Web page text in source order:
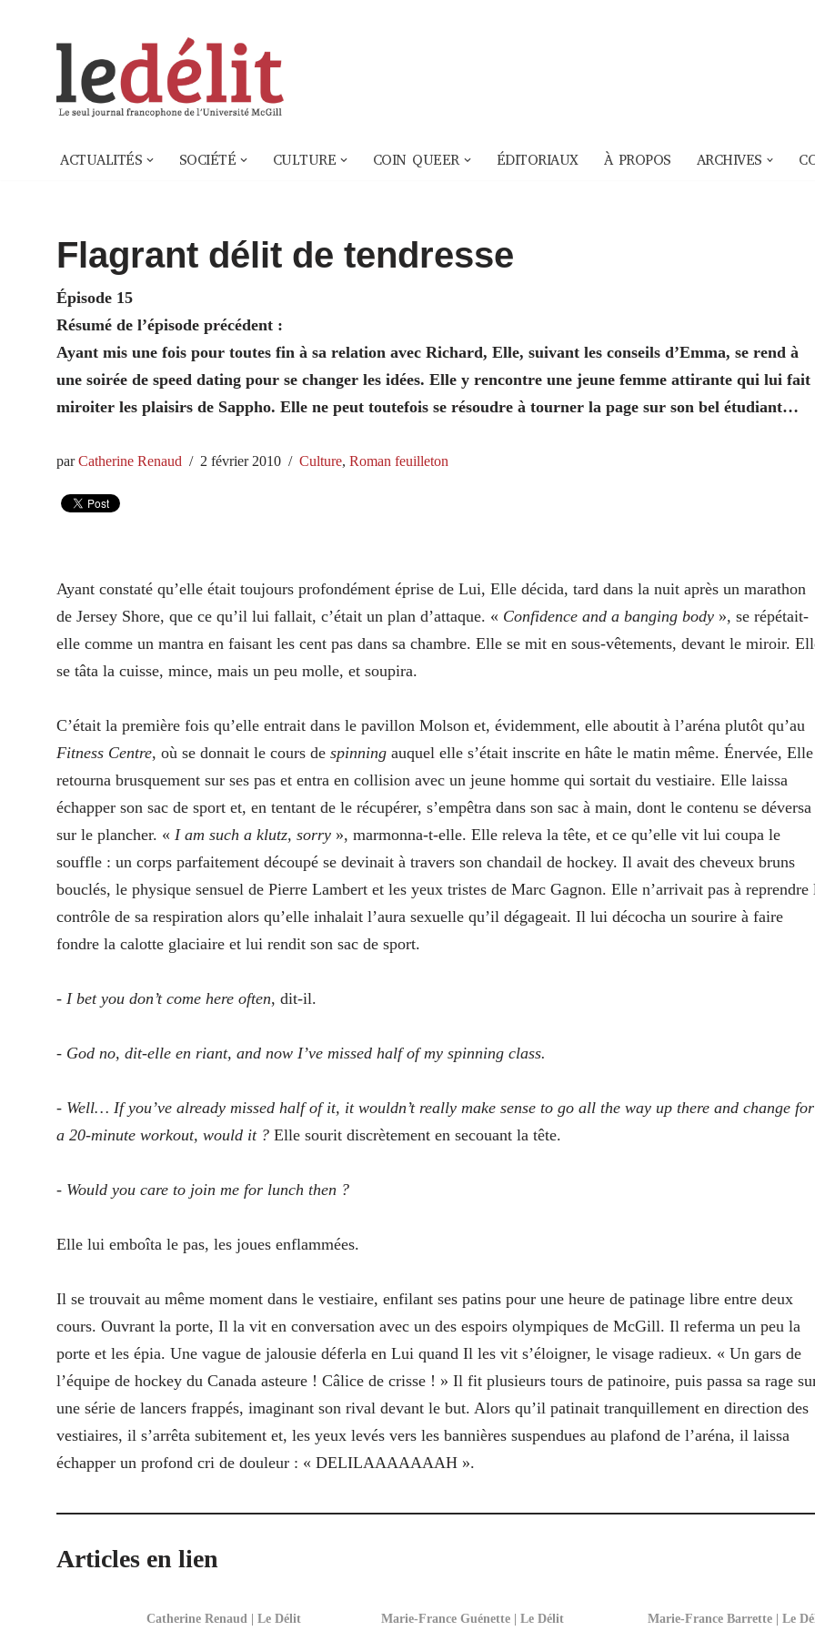
ACTUALITÉS SOCIÉTÉ CULTURE COIN QUEER ÉDITORIAUX À PROPOS ARCHIVES
Flagrant délit de tendresse
Épisode 15
Résumé de l’épisode précédent :
Ayant mis une fois pour toutes fin à sa relation avec Richard, Elle, suivant les conseils d’Emma, se rend à
une soirée de speed dating pour se changer les idées. Elle y rencontre une jeune femme attirante qui lui fait
miroiter les plaisirs de Sappho. Elle ne peut toutefois se résoudre à tourner la page sur son bel étudiant…
parCatherine Renaud 2 février 2010 Culture, Roman feuilleton
Ayant constaté qu’elle était toujours profondément éprise de Lui, Elle décida, tard dans la nuit après un marathon
de Jersey Shore, que ce qu’il lui fallait, c’était un plan d’attaque. « Confidence and a banging body », se répétait-
elle comme un mantra en faisant les cent pas dans sa chambre. Elle se mit en sous-vêtements, devant le miroir.
se tâta la cuisse, mince, mais un peu molle, et soupira.
C’était la première fois qu’elle entrait dans le pavillon Molson et, évidemment, elle aboutit à l’aréna plutôt qu’au
Fitness Centre, où se donnait le cours de spinning auquel elle s’était inscrite en hâte le matin même. Énervée, Elle
retourna brusquement sur ses pas et entra en collision avec un jeune homme qui sortait du vestiaire. Elle laissa
échapper son sac de sport et, en tentant de le récupérer, s’empêtra dans son sac à main, dont le contenu se déversa
sur le plancher. « I am such a klutz, sorry », marmonna-t-elle. Elle releva la tête, et ce qu’elle vit lui coupa le
souffle : un corps parfaitement découpé se devinait à travers son chandail de hockey. Il avait des cheveux bruns
bouclés, le physique sensuel de Pierre Lambert et les yeux tristes de Marc Gagnon. Elle n’arrivait pas à reprendre
contrôle de sa respiration alors qu’elle inhalait l’aura sexuelle qu’il dégageait. Il lui décocha un sourire à faire
fondre la calotte glaciaire et lui rendit son sac de sport.
- I bet you don’t come here often, dit-il.
- God no, dit-elle en riant, and now I’ve missed half of my spinning class.
- Well… If you’ve already missed half of it, it wouldn’t really make sense to go all the way up there and change for
a 20-minute workout, would it ? Elle sourit discrètement en secouant la tête.
- Would you care to join me for lunch then ?
Elle lui emboîta le pas, les joues enflammées.
Il se trouvait au même moment dans le vestiaire, enfilant ses patins pour une heure de patinage libre entre deux
cours. Ouvrant la porte, Il la vit en conversation avec un des espoirs olympiques de McGill. Il referma un peu la
porte et les épia. Une vague de jalousie déferla en Lui quand Il les vit s’éloigner, le visage radieux. « Un gars de
l’équipe de hockey du Canada asteure ! Câlice de crisse ! » Il fit plusieurs tours de patinoire, puis passa sa rage
une série de lancers frappés, imaginant son rival devant le but. Alors qu’il patinait tranquillement en direction des
vestiaires, il s’arrêta subitement et, les yeux levés vers les bannières suspendues au plafond de l’aréna, il laissa
échapper un profond cri de douleur : « DELILAAAAAAAH ».
Articles en lien
Catherine Renaud | Le Délit Marie-France Guénette | Le Délit Marie-France Barrette | Le